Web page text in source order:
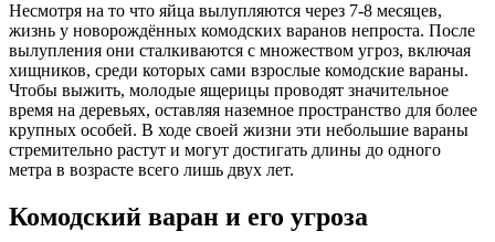
Несмотря на то что яйца вылупляются через 7-8 месяцев,
жизнь у новорождённых комодских варанов непроста. После
вылупления они сталкиваются с множеством угроз, включая
хищников, среди которых сами взрослые комодские вараны.
Чтобы выжить, молодые ящерицы проводят значительное
время на деревьях, оставляя наземное пространство для более
крупных особей. В ходе своей жизни эти небольшие вараны
стремительно растут и могут достигать длины до одного
метра в возрасте всего лишь двух лет.
Комодский варан и его угроза